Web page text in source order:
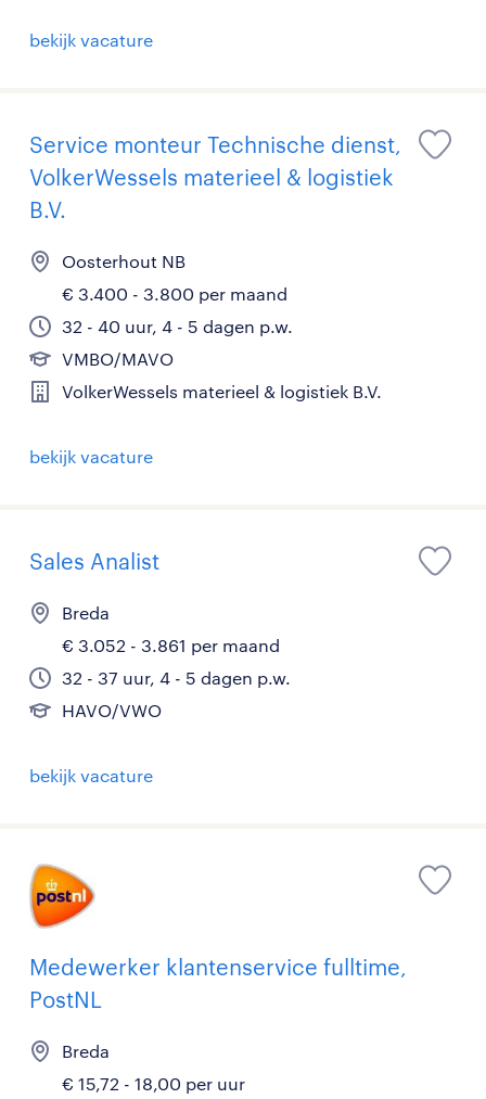
bekijk vacature
Service monteur Technische dienst,
VolkerWessels materieel & logistiek
B.V.
Oosterhout NB
€ 3.400 - 3.800 per maand
32 - 40 uur, 4 - 5 dagen p.w.
VMBO/MAVO
VolkerWessels materieel & logistiek B.V.
bekijk vacature
Sales Analist
Breda
€ 3.052 - 3.861 per maand
32 - 37 uur, 4 - 5 dagen p.w.
HAVO/VWO
bekijk vacature
Medewerker klantenservice fulltime,
PostNL
Breda
€ 15,72 - 18,00 per uur